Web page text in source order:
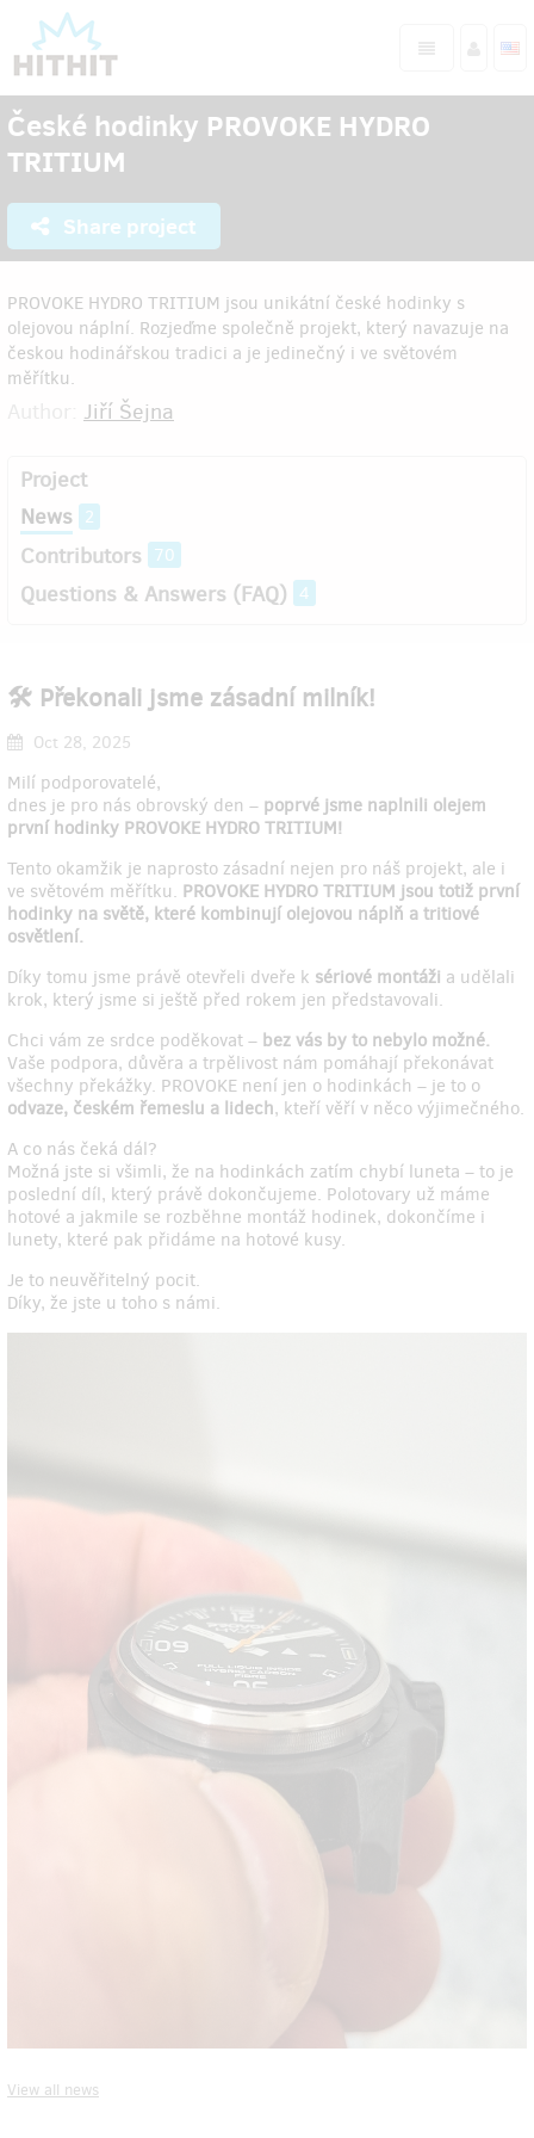
České hodinky PROVOKE HYDRO
TRITIUM
Share project
PROVOKE HYDRO TRITIUM jsou unikátní české hodinky s
olejovou náplní. Rozjeďme společně projekt, který navazuje na
českou hodinářskou tradici a je jedinečný i ve světovém
měřítku.
Jiří Šejna
Project
News 2
Contributors 70
Questions & Answers (FAQ) 4
🛠️ Překonali jsme zásadní milník!
Oct 28, 2025
Milí podporovatelé,
dnes je pro nás obrovský den – poprvé jsme naplnili olejem
první hodinky PROVOKE HYDRO TRITIUM!
Tento okamžik je naprosto zásadní nejen pro náš projekt, ale i
ve světovém měřítku. PROVOKE HYDRO TRITIUM jsou totiž první
hodinky na světě, které kombinují olejovou náplň a tritiové
osvětlení.
Díky tomu jsme právě otevřeli dveře k sériové montáži a udělali
krok, který jsme si ještě před rokem jen představovali.
Chci vám ze srdce poděkovat – bez vás by to nebylo možné.
Vaše podpora, důvěra a trpělivost nám pomáhají překonávat
všechny překážky. PROVOKE není jen o hodinkách – je to o
odvaze, českém řemeslu a lidech, kteří věří v něco výjimečného.
A co nás čeká dál?
Možná jste si všimli, že na hodinkách zatím chybí luneta – to je
poslední díl, který právě dokončujeme. Polotovary už máme
hotové a jakmile se rozběhne montáž hodinek, dokončíme i
lunety, které pak přidáme na hotové kusy.
Je to neuvěřitelný pocit.
Díky, že jste u toho s námi.
View all news